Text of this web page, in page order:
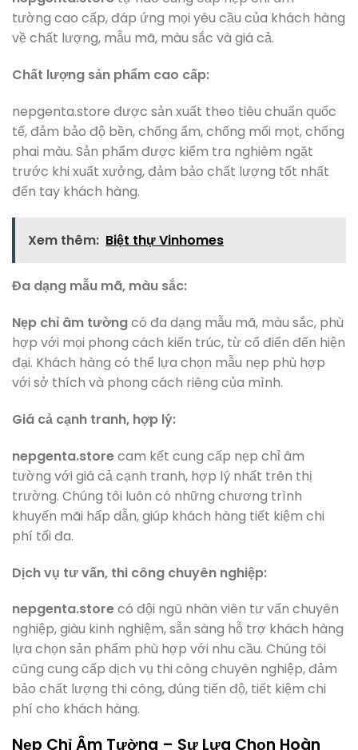
tường cao cấp, đáp ứng mọi yêu cầu của khách hàng
về chất lượng, mẫu mã, màu sắc và giá cả.
Chất lượng sản phẩm cao cấp:
nepgenta.store được sản xuất theo tiêu chuẩn quốc
tế, đảm bảo độ bền, chống ẩm, chống mối mọt, chống
phai màu. Sản phẩm được kiểm tra nghiêm ngặt
trước khi xuất xưởng, đảm bảo chất lượng tốt nhất
đến tay khách hàng.
Xem thêm: Biệt thự Vinhomes
Đa dạng mẫu mã, màu sắc:
Nẹp chỉ âm tườngcó đa dạng mẫu mã, màu sắc, phù
hợp với mọi phong cách kiến trúc, từ cổ điển đến hiện
đại. Khách hàng có thể lựa chọn mẫu nẹp phù hợp
với sở thích và phong cách riêng của mình.
Giá cả cạnh tranh, hợp lý:
nepgenta.storecam kết cung cấp nẹp chỉ âm
tường với giá cả cạnh tranh, hợp lý nhất trên thị
trường. Chúng tôi luôn có những chương trình
khuyến mãi hấp dẫn, giúp khách hàng tiết kiệm chi
phí tối đa.
Dịch vụ tư vấn, thi công chuyên nghiệp:
nepgenta.storecó đội ngũ nhân viên tư vấn chuyên
nghiệp, giàu kinh nghiệm, sẵn sàng hỗ trợ khách hàng
lựa chọn sản phẩm phù hợp với nhu cầu. Chúng tôi
cũng cung cấp dịch vụ thi công chuyên nghiệp, đảm
bảo chất lượng thi công, đúng tiến độ, tiết kiệm chi
phí cho khách hàng.
Nẹp Chỉ Âm Tường – Sự Lựa Chọn Hoàn